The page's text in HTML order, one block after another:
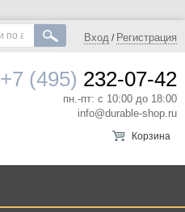
Вход / Регистрация
+7 (495) 232-07-42
пн.-пт: с 10:00 до 18:00
info@durable-shop.ru
Корзина